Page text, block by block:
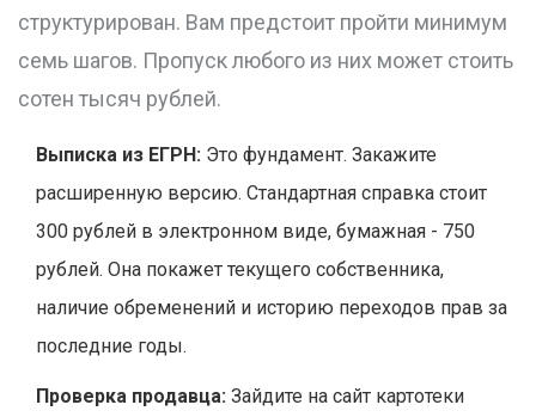
структурирован. Вам предстоит пройти минимум
семь шагов. Пропуск любого из них может стоить
сотен тысяч рублей.
Выписка из ЕГРН: Это фундамент. Закажите
расширенную версию. Стандартная справка стоит
300 рублей в электронном виде, бумажная - 750
рублей. Она покажет текущего собственника,
наличие обременений и историю переходов прав за
последние годы.
Проверка продавца: Зайдите на сайт картотеки